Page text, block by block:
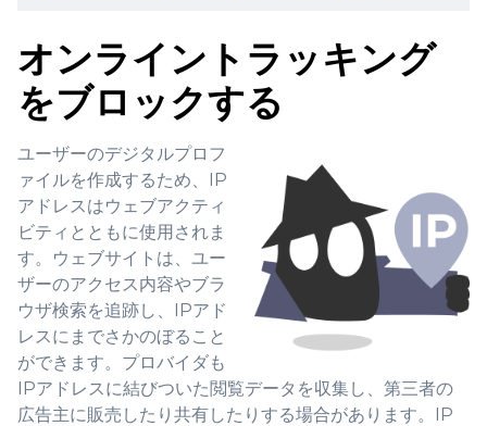
オンライントラッキング
をブロックする
ユーザーのデジタルプロフ
ァイルを作成するため、IP
アドレスはウェブアクティ
ビティとともに使用されま
す。ウェブサイトは、ユー
ザーのアクセス内容やブラ
ウザ検索を追跡し、IPアド
レスにまでさかのぼること
ができます。プロバイダも
IPアドレスに結びついた閲覧データを収集し、第三者の
広告主に販売したり共有したりする場合があります。IP